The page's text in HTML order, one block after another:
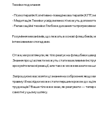
Техніки подолання
- Психотерапія: Когнітивно-поведінкова терапія (КПТ)
- Медитація: Техніки усвідомленості можуть
- Релаксаційні техніки: Глибоке дихання та
Розуміння механізмів, що лежать в основі
інтенсивними спогадами.
Отже, ми розглянули, як тіло реагує на флешбеки
Знання про ці аспекти можуть стати важливими
зрозуміти власні реакції, але також може вказати на
Запрошуємо вас взяти ці знання на озброєння: якщо
травму і її наслідки може стати першим кроком до
труднощів? Ваше тіло вже знає, як реагувати — тепер
самотні у цьому шляху.